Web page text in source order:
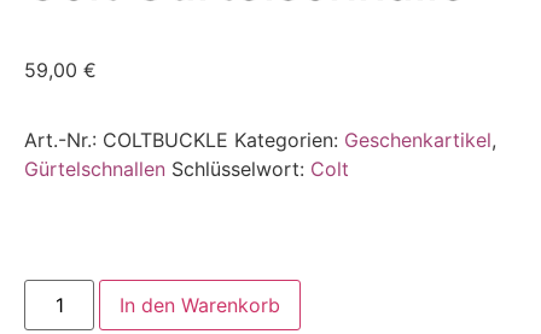
59,00 €
Art.-Nr.: COLTBUCKLE Kategorien: Geschenkartikel,
Gürtelschnallen Schlüsselwort: Colt
In den Warenkorb